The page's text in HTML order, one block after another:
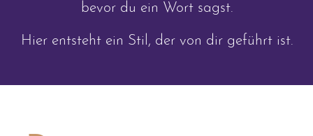
bevor du ein Wort sagst.
Hier entsteht ein Stil, der von dir geführt ist.